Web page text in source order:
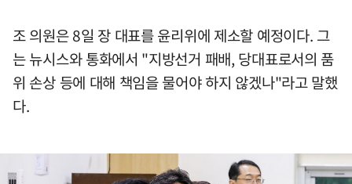
조 의원은 8일 장 대표를 윤리위에 제소할 예정이다. 그
는 뉴시스와 통화에서 "지방선거 패배, 당대표로서의 품
위 손상 등에 대해 책임을 물어야 하지 않겠나"라고 말했
다.